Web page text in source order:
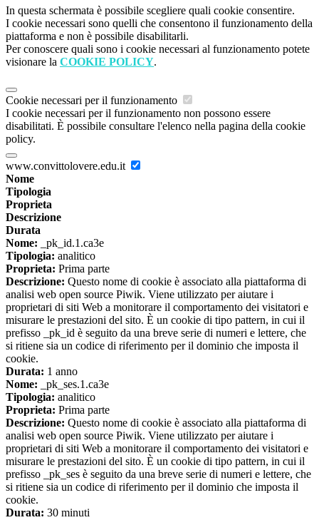
In questa schermata è possibile scegliere quali cookie consentire.
I cookie necessari sono quelli che consentono il funzionamento della
piattaforma e non è possibile disabilitarli.
Per conoscere quali sono i cookie necessari al funzionamento potete
visionare la COOKIE POLICY.
Cookie necessari per il funzionamento
I cookie necessari per il funzionamento non possono essere
disabilitati. È possibile consultare l'elenco nella pagina della cookie
policy.
www.convittolovere.edu.it
Nome
Tipologia
Proprieta
Descrizione
Durata
Nome: _pk_id.1.ca3e
Tipologia: analitico
Proprieta: Prima parte
Descrizione: Questo nome di cookie è associato alla piattaforma di
analisi web open source Piwik. Viene utilizzato per aiutare i
proprietari di siti Web a monitorare il comportamento dei visitatori e
misurare le prestazioni del sito. È un cookie di tipo pattern, in cui il
prefisso _pk_id è seguito da una breve serie di numeri e lettere, che
si ritiene sia un codice di riferimento per il dominio che imposta il
cookie.
Durata: 1 anno
Nome: _pk_ses.1.ca3e
Tipologia: analitico
Proprieta: Prima parte
Descrizione: Questo nome di cookie è associato alla piattaforma di
analisi web open source Piwik. Viene utilizzato per aiutare i
proprietari di siti Web a monitorare il comportamento dei visitatori e
misurare le prestazioni del sito. È un cookie di tipo pattern, in cui il
prefisso _pk_ses è seguito da una breve serie di numeri e lettere, che
si ritiene sia un codice di riferimento per il dominio che imposta il
cookie.
Durata: 30 minuti